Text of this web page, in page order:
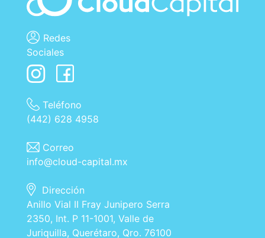
Redes
Sociales
Teléfono
(442) 628 4958
Correo
info@cloud-capital.mx
Dirección
Anillo Vial II Fray Junipero Serra
2350, Int. P 11-1001, Valle de
Juriquilla, Querétaro, Qro. 76100